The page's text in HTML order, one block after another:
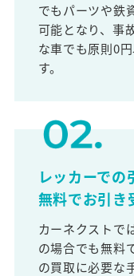
でもパーツや鉄
可能となり、事
な車でも原則0
す。
レッカーでの
無料でお引き
カーネクストで
の場合でも無料
の買取に必要な